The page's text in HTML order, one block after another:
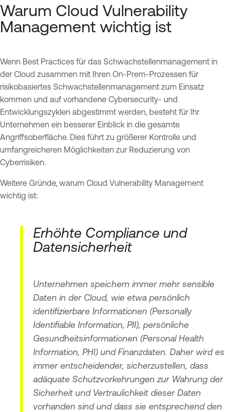
Warum Cloud Vulnerability
Management wichtig ist
Wenn Best Practices für das Schwachstellenmanagement in
der Cloud zusammen mit Ihren On-Prem-Prozessen für
risikobasiertes Schwachstellenmanagement zum Einsatz
kommen und auf vorhandene Cybersecurity- und
Entwicklungszyklen abgestimmt werden, besteht für Ihr
Unternehmen ein besserer Einblick in die gesamte
Angriffsoberfläche. Dies führt zu größerer Kontrolle und
umfangreicheren Möglichkeiten zur Reduzierung von
Cyberrisiken.
Weitere Gründe, warum Cloud Vulnerability Management
wichtig ist:
Erhöhte Compliance und
Datensicherheit
Unternehmen speichern immer mehr sensible
Daten in der Cloud, wie etwa persönlich
identifizierbare Informationen (Personally
Identifiable Information, PII), persönliche
Gesundheitsinformationen (Personal Health
Information, PHI) und Finanzdaten. Daher wird es
immer entscheidender, sicherzustellen, dass
adäquate Schutzvorkehrungen zur Wahrung der
Sicherheit und Vertraulichkeit dieser Daten
vorhanden sind und dass sie entsprechend den